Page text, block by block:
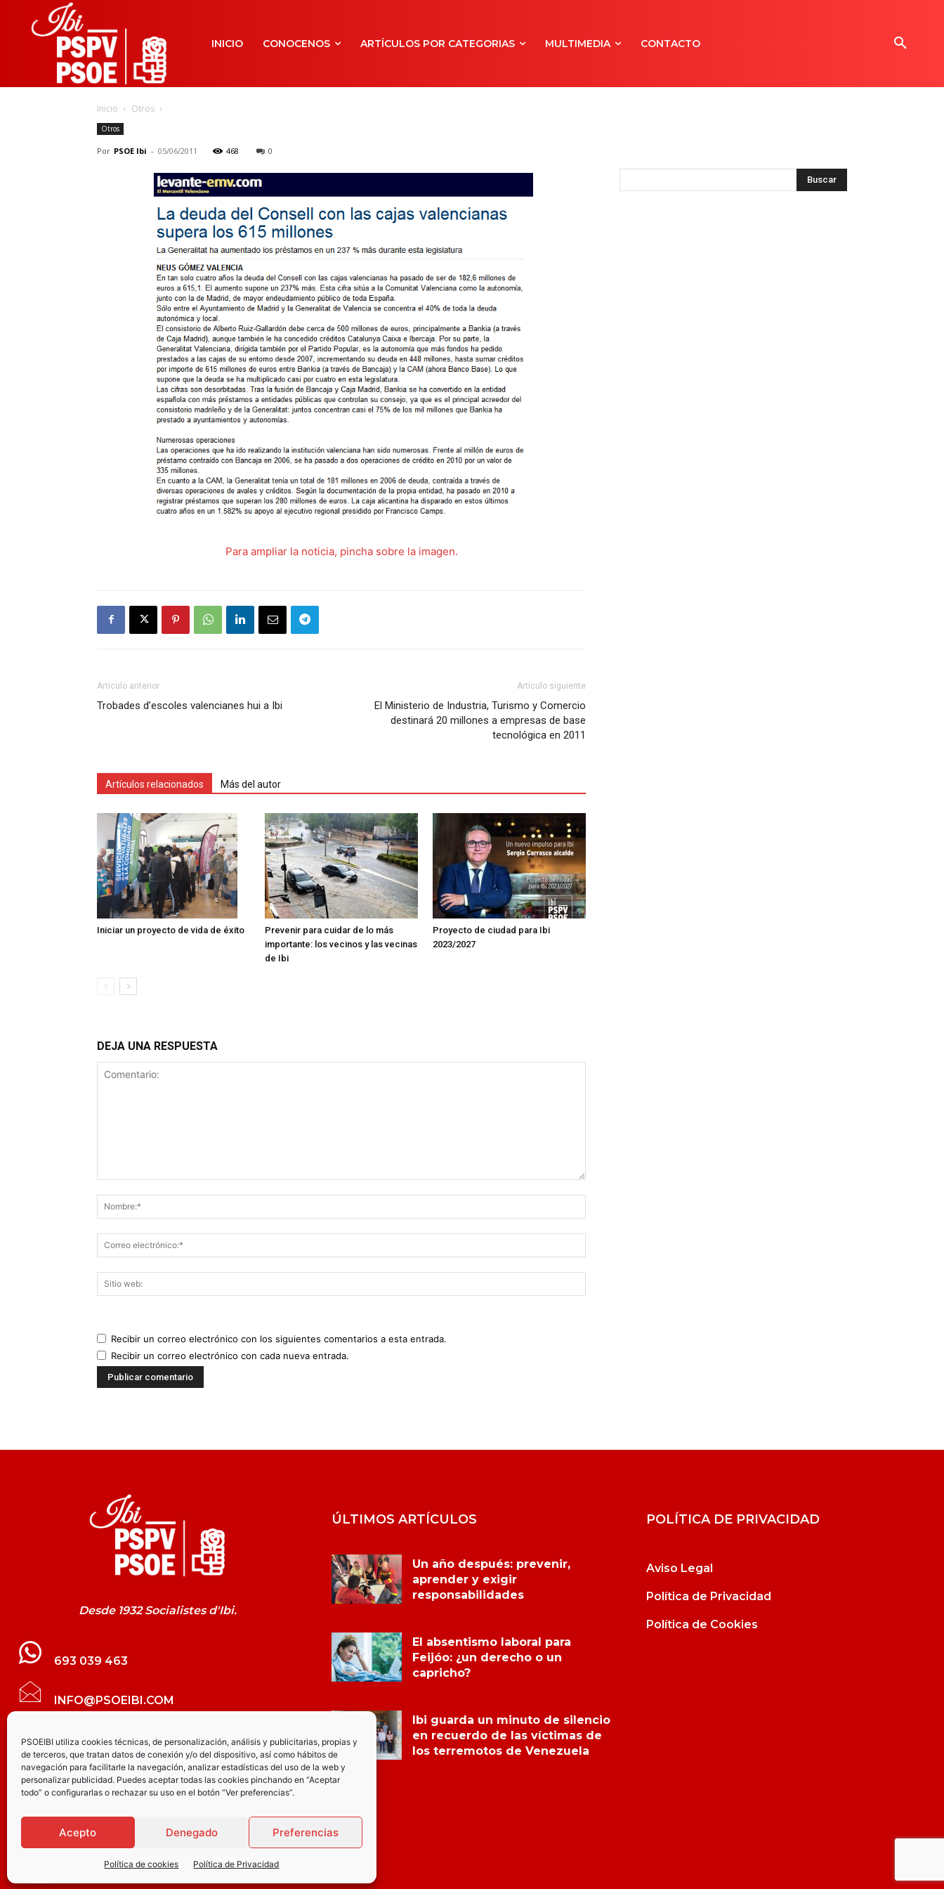
PSOEIBI utiliza cookies técnicas, de personalización, análisis y publicitarias, propias y
de terceros, que tratan datos de conexión y/o del dispositivo, así como hábitos de
navegación para facilitarle la navegación, analizar estadísticas del uso de la web y
personalizar publicidad. Puedes aceptar todas las cookies pinchando en “Aceptar
todo” o configurarlas o rechazar su uso en el botón “Ver preferencias”.
Acepto Denegado Preferencias
Política de cookies Política de Privacidad
INICIO CONOCENOS ARTÍCULOS POR CATEGORIAS MULTIMEDIA CONTACTO
Inicio Otros
Otros
Por PSOE Ibi - 05/06/2011 468 0
Para ampliar la noticia, pincha sobre la imagen.
Artículo anterior
Trobades d’escoles valencianes hui a Ibi
Artículo siguiente
El Ministerio de Industria, Turismo y Comercio
destinará 20 millones a empresas de base
tecnológica en 2011
Artículos relacionados Más del autor
Iniciar un proyecto de vida de éxito
Prevenir para cuidar de lo más
importante: los vecinos y las vecinas
de Ibi
Proyecto de ciudad para Ibi
2023/2027
DEJA UNA RESPUESTA
Recibir un correo electrónico con los siguientes comentarios a esta entrada.
Recibir un correo electrónico con cada nueva entrada.
Desde 1932 Socialistes d'Ibi.
693 039 463
INFO@PSOEIBI.COM
GRUPO MUNICIPAL SOCIALISTA DE IBI C/
LES ERES, 48 – 3º - DESPACHO PSOE
PARTIDO SOCIALISTA DE IBI AV.
JOAQUÍN VILANOVA, 8 - BAJO
ÚLTIMOS ARTÍCULOS
Un año después: prevenir,
aprender y exigir
responsabilidades
El absentismo laboral para
Feijóo: ¿un derecho o un
capricho?
Ibi guarda un minuto de silencio
en recuerdo de las víctimas de
los terremotos de Venezuela
POLÍTICA DE PRIVACIDAD
Aviso Legal
Política de Privacidad
Política de Cookies